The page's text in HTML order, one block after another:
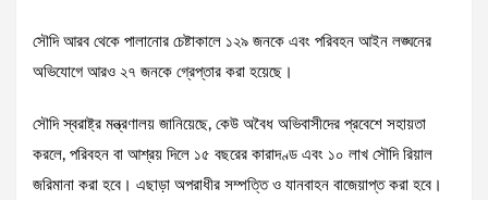
সৌদি আরব থেকে পালানোর চেষ্টাকালে ১২৯ জনকে এবং পরিবহন আইন লঙ্ঘনের
অভিযোগে আরও ২৭ জনকে গ্রেপ্তার করা হয়েছে।
সৌদি স্বরাষ্ট্র মন্ত্রণালয় জানিয়েছে, কেউ অবৈধ অভিবাসীদের প্রবেশে সহায়তা
করলে, পরিবহন বা আশ্রয় দিলে ১৫ বছরের কারাদণ্ড এবং ১০ লাখ সৌদি রিয়াল
জরিমানা করা হবে। এছাড়া অপরাধীর সম্পত্তি ও যানবাহন বাজেয়াপ্ত করা হবে।